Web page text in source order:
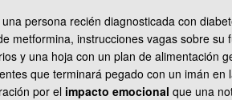
persona recién diagnosticada con
metformina, instrucciones vagas sobre su
y una hoja con un plan de alimentación
que terminará pegado con un imán en
por el impacto emocional que una